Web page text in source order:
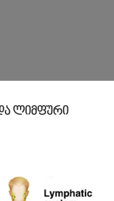
ლიმფური